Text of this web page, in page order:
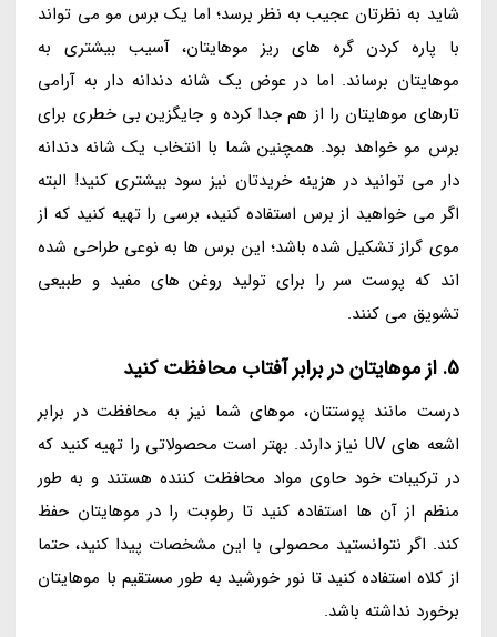
شاید به نظرتان عجیب به نظر برسد؛ اما یک برس مو می تواند
با پاره کردن گره های ریز موهایتان، آسیب بیشتری به
موهایتان برساند. اما در عوض یک شانه دندانه دار به آرامی
تارهای موهایتان را از هم جدا کرده و جایگزین بی خطری برای
برس مو خواهد بود. همچنین شما با انتخاب یک شانه دندانه
دار می توانید در هزینه خریدتان نیز سود بیشتری کنید! البته
اگر می خواهید از برس استفاده کنید، برسی را تهیه کنید که از
موی گراز تشکیل شده باشد؛ این برس ها به نوعی طراحی شده
اند که پوست سر را برای تولید روغن های مفید و طبیعی
تشویق می کنند.
5. از موهایتان در برابر آفتاب محافظت کنید
درست مانند پوستتان، موهای شما نیز به محافظت در برابر
اشعه های UV نیاز دارند. بهتر است محصولاتی را تهیه کنید که
در ترکیبات خود حاوی مواد محافظت کننده هستند و به طور
منظم از آن ها استفاده کنید تا رطوبت را در موهایتان حفظ
کند. اگر نتوانستید محصولی با این مشخصات پیدا کنید، حتما
از کلاه استفاده کنید تا نور خورشید به طور مستقیم با موهایتان
برخورد نداشته باشد.